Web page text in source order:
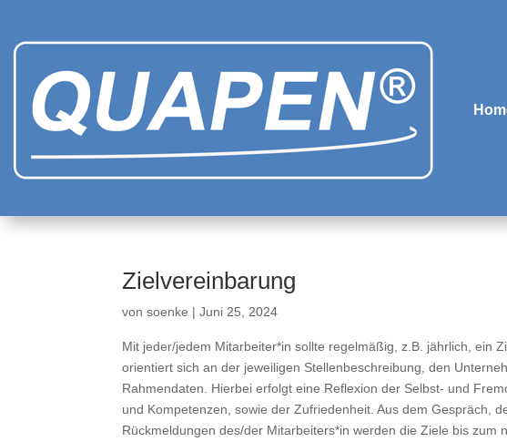
Zielvereinbarung
vonsoenke |Juni 25, 2024
Mit jeder/jedem Mitarbeiter*in sollte regelmäßig, z.B. jährlich, ein
orientiert sich an der jeweiligen Stellenbeschreibung, den
Rahmendaten. Hierbei erfolgt eine Reflexion der Selbst- und
und Kompetenzen, sowie der Zufriedenheit. Aus dem Gespräch,
Rückmeldungen des/der Mitarbeiters*in werden die Ziele bis